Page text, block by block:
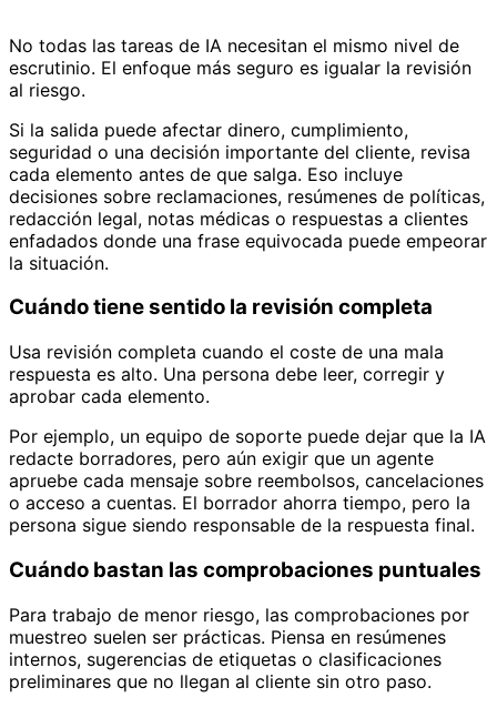
No todas las tareas de IA necesitan el mismo nivel de
escrutinio. El enfoque más seguro es igualar la revisión
al riesgo.
Si la salida puede afectar dinero, cumplimiento,
seguridad o una decisión importante del cliente, revisa
cada elemento antes de que salga. Eso incluye
decisiones sobre reclamaciones, resúmenes de políticas,
redacción legal, notas médicas o respuestas a clientes
enfadados donde una frase equivocada puede empeorar
la situación.
Cuándo tiene sentido la revisión completa
Usa revisión completa cuando el coste de una mala
respuesta es alto. Una persona debe leer, corregir y
aprobar cada elemento.
Por ejemplo, un equipo de soporte puede dejar que la IA
redacte borradores, pero aún exigir que un agente
apruebe cada mensaje sobre reembolsos, cancelaciones
o acceso a cuentas. El borrador ahorra tiempo, pero la
persona sigue siendo responsable de la respuesta final.
Cuándo bastan las comprobaciones puntuales
Para trabajo de menor riesgo, las comprobaciones por
muestreo suelen ser prácticas. Piensa en resúmenes
internos, sugerencias de etiquetas o clasificaciones
preliminares que no llegan al cliente sin otro paso.